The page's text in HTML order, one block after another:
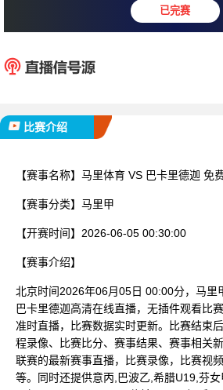
0 :
比赛介绍
【赛事名称】 马里体育 VS 巴卡里德迦 免
【赛事分类】 马里甲
【开赛时间】 2026-06-05 00:30:00
【赛事介绍】
北京时间2026年06月05日 00:00分，马里
巴卡里德迦高清在线直播，无插件观看比
准时直播，比赛数据实时更新。比赛结束
程录像、比赛比分、赛事结果、赛事相关
联赛的最新赛事直播，比赛录像，比赛视
等。同时还提供意丙,巴波乙,希腊U19,芬